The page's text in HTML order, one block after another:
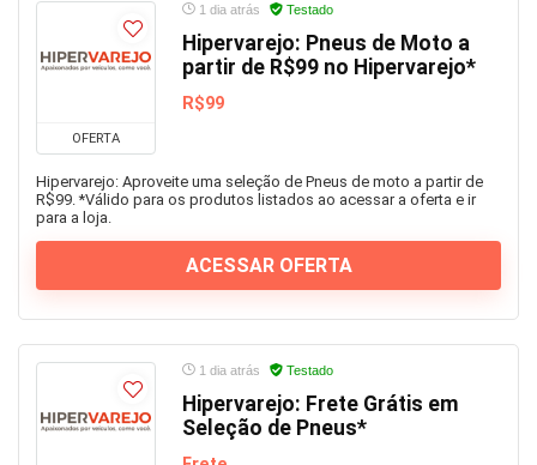
OFERTA
1 dia atrás Testado
Hipervarejo: Pneus de Moto a
partir de R$99 no Hipervarejo*
R$99
Hipervarejo: Aproveite uma seleção de Pneus de moto a partir de
R$99. *Válido para os produtos listados ao acessar a oferta e ir
para a loja.
ACESSAR OFERTA
1 dia atrás Testado
Hipervarejo: Frete Grátis em
Seleção de Pneus*